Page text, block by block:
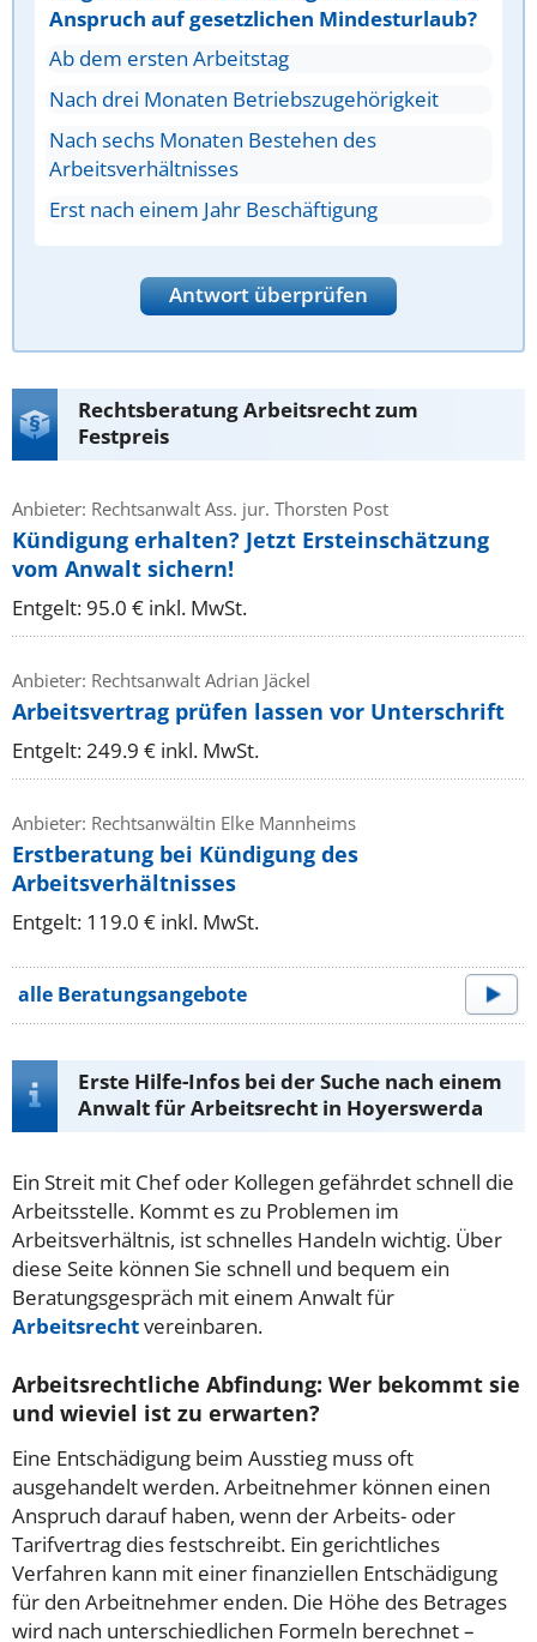
Anspruch auf gesetzlichen Mindesturlaub?
Ab dem ersten Arbeitstag
Nach drei Monaten Betriebszugehörigkeit
Nach sechs Monaten Bestehen des
Arbeitsverhältnisses
Erst nach einem Jahr Beschäftigung
Antwort überprüfen
Rechtsberatung Arbeitsrecht zum
Festpreis
Anbieter: Rechtsanwalt Ass. jur. Thorsten Post
Kündigung erhalten? Jetzt Ersteinschätzung
vom Anwalt sichern!
Entgelt: 95.0 € inkl. MwSt.
Anbieter: Rechtsanwalt Adrian Jäckel
Arbeitsvertrag prüfen lassen vor Unterschrift
Entgelt: 249.9 € inkl. MwSt.
Anbieter: Rechtsanwältin Elke Mannheims
Erstberatung bei Kündigung des
Arbeitsverhältnisses
Entgelt: 119.0 € inkl. MwSt.
alle Beratungsangebote
Erste Hilfe-Infos bei der Suche nach einem
Anwalt für Arbeitsrecht in Hoyerswerda
Ein Streit mit Chef oder Kollegen gefährdet schnell die
Arbeitsstelle. Kommt es zu Problemen im
Arbeitsverhältnis, ist schnelles Handeln wichtig. Über
diese Seite können Sie schnell und bequem ein
Beratungsgespräch mit einem Anwalt für
Arbeitsrechtvereinbaren.
Arbeitsrechtliche Abfindung: Wer bekommt sie
und wieviel ist zu erwarten?
Eine Entschädigung beim Ausstieg muss oft
ausgehandelt werden. Arbeitnehmer können einen
Anspruch darauf haben, wenn der Arbeits- oder
Tarifvertrag dies festschreibt. Ein gerichtliches
Verfahren kann mit einer finanziellen Entschädigung
für den Arbeitnehmer enden. Die Höhe des Betrages
wird nach unterschiedlichen Formeln berechnet –